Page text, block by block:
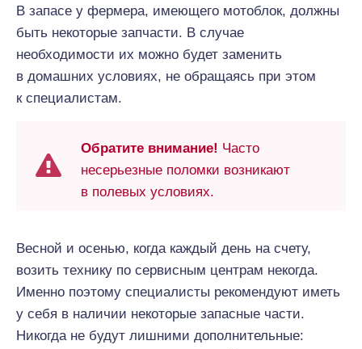
В запасе у фермера, имеющего мотоблок, должны
быть некоторые запчасти. В случае
необходимости их можно будет заменить
в домашних условиях, не обращаясь при этом
к специалистам.
Обратите внимание! Часто
несерьезные поломки возникают
в полевых условиях.
Весной и осенью, когда каждый день на счету,
возить технику по сервисным центрам некогда.
Именно поэтому специалисты рекомендуют иметь
у себя в наличии некоторые запасные части.
Никогда не будут лишними дополнительные: